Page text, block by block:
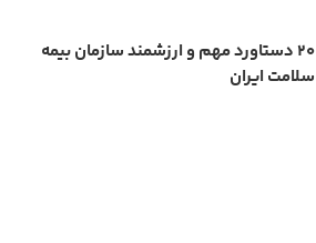
۲۰ دستاورد مهم و ارزشمند سازمان بیمه
سلامت ایران